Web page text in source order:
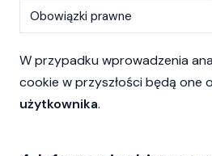
Obowiązki prawne
W przypadku wprowadzenia
cookie w przyszłości będą one
użytkownika.